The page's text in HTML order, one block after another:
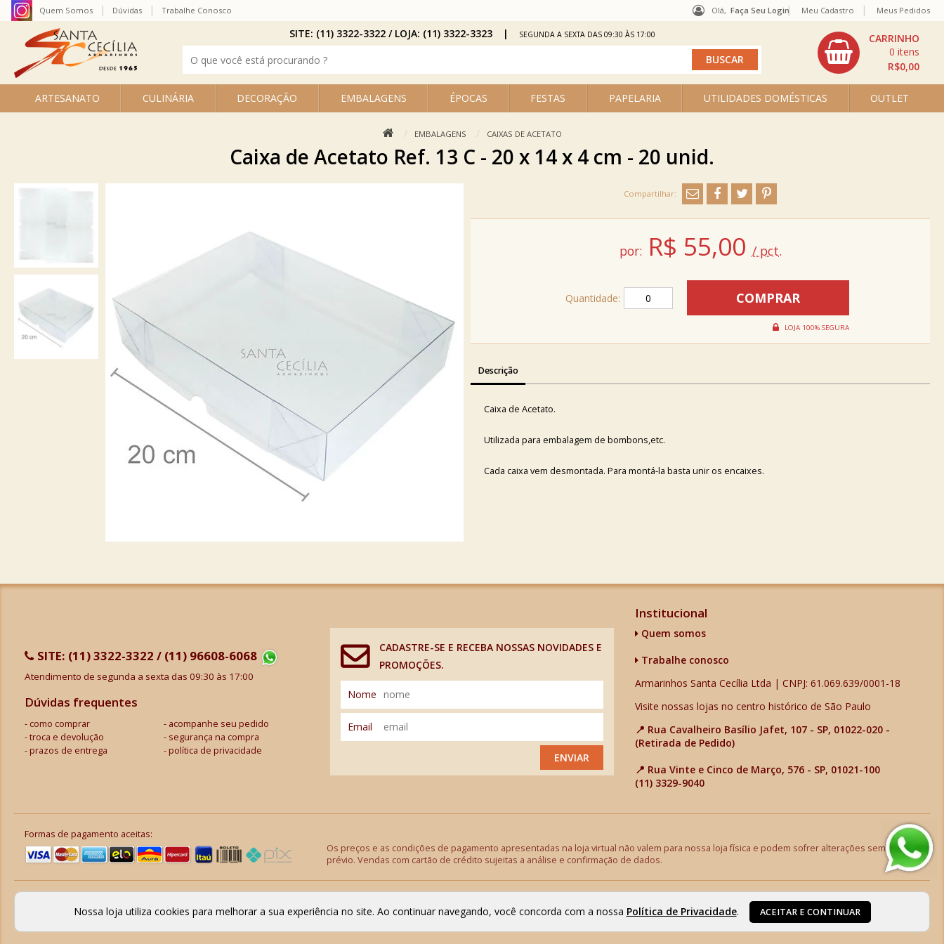
Olá, Faça Seu Login
ARTESANATO CULINÁRIA DECORAÇÃO EMBALAGENS ÉPOCAS FESTAS PAPELARIA UTILIDADES DOMÉSTICAS OUTLET
R$0,00
0
Quem Somos Dúvidas Trabalhe Conosco Meu Cadastro Meus Pedidos
SITE: (11) 3322-3322 / LOJA: (11) 3322-3323 SEGUNDA A SEXTA DAS 09:30 ÀS 17:00
EMBALAGENS CAIXAS DE ACETATO
Caixa de Acetato Ref. 13 C - 20 x 14 x 4 cm - 20 unid.
por: R$ 55,00 / pct.
Quantidade:
Descrição
Caixa de Acetato.
Utilizada para embalagem de bombons,etc.
Cada caixa vem desmontada. Para montá-la basta unir os encaixes.
SITE: (11) 3322-3322 / (11) 96608-6068
Atendimento de segunda a sexta das 09:30 às 17:00
Dúvidas frequentes
como comprar
acompanhe seu pedido
troca e devolução
segurança na compra
prazos de entrega
política de privacidade
CADASTRE-SE E RECEBA NOSSAS NOVIDADES E
PROMOÇÕES.
Nome
Email
ENVIAR
Institucional
Quem somos
Trabalhe conosco
Armarinhos Santa Cecília Ltda | CNPJ: 61.069.639/0001-18
Visite nossas lojas no centro histórico de São Paulo
📍 Rua Cavalheiro Basílio Jafet, 107 - SP, 01022-020 -
(Retirada de Pedido)
📍 Rua Vinte e Cinco de Março, 576 - SP, 01021-100
(11) 3329-9040
Formas de pagamento aceitas:
Os preços e as condições de pagamento apresentadas na loja virtual não valem para nossa loja física e podem sofrer alterações sem aviso
prévio. Vendas com cartão de crédito sujeitas a análise e confirmação de dados.
Nossa loja utiliza cookies para melhorar a sua experiência no site. Ao continuar navegando, você concorda com a nossa Política de Privacidade. ACEITAR E CONTINUAR